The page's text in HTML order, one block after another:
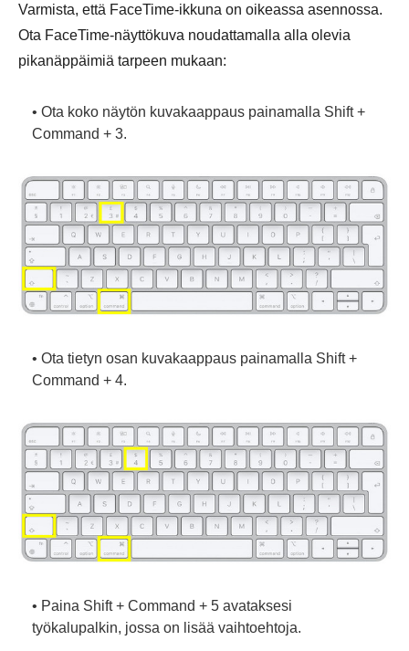
Varmista, että FaceTime-ikkuna on oikeassa asennossa.
Ota FaceTime-näyttökuva noudattamalla alla olevia
pikanäppäimiä tarpeen mukaan:
• Ota koko näytön kuvakaappaus painamalla Shift +
Command + 3.
• Ota tietyn osan kuvakaappaus painamalla Shift +
Command + 4.
• Paina Shift + Command + 5 avataksesi
työkalupalkin, jossa on lisää vaihtoehtoja.